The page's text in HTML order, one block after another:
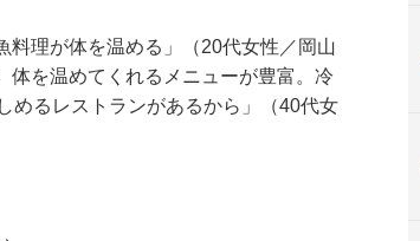
料理が体を温める」（20代女性／岡山
体を温めてくれるメニューが豊富。冷
めるレストランがあるから」（40代女